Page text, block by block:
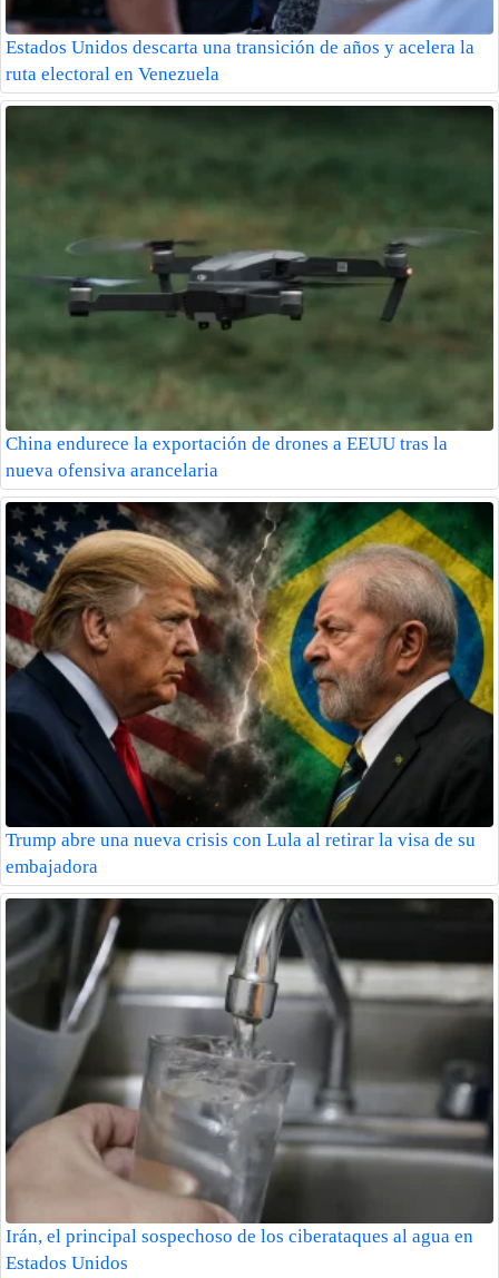
Estados Unidos descarta una transición de años y acelera la
ruta electoral en Venezuela
China endurece la exportación de drones a EEUU tras la
nueva ofensiva arancelaria
Trump abre una nueva crisis con Lula al retirar la visa de su
embajadora
Irán, el principal sospechoso de los ciberataques al agua en
Estados Unidos